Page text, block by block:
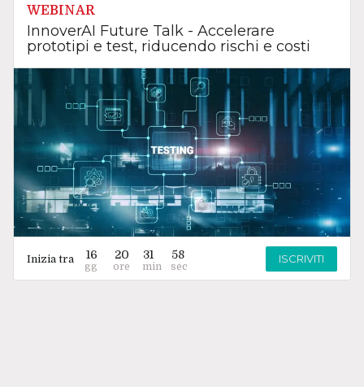
WEBINAR
InnoverAI Future Talk - Accelerare
prototipi e test, riducendo rischi e costi
Inizia tra 16 20 31 58 ISCRIVITI